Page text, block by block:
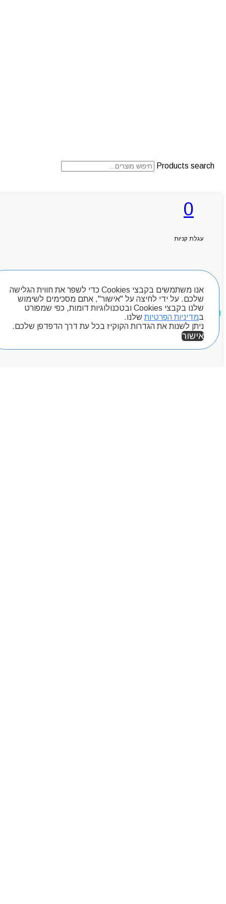
אנו משתמשים בקבצי Cookies כדי לשפר את חווית הגלישה
שלכם. על ידי לחיצה על "אישור", אתם מסכימים לשימוש
שלנו בקבצי Cookies ובטכנולוגיות דומות, כפי שמפורט
במדיניות הפרטיות שלנו.
ניתן לשנות את הגדרות הקוקיז בכל עת דרך הדפדפן שלכם.
אישור
0
עגלת קניות
חיפוש מוצרים
מוצרים שאהבתי
Products search
ראשי
אודותניו
המגזין
Byou